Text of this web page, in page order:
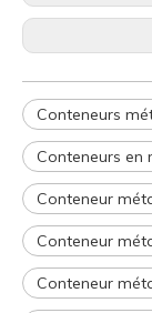
Conteneurs
Conteneurs en
Conteneur
Conteneur
Conteneur